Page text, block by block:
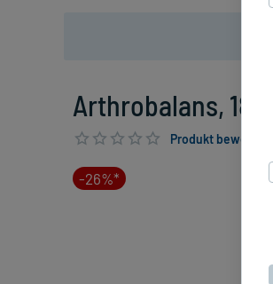
Arthrobalans, 180
Produkt bewerten
-26%*